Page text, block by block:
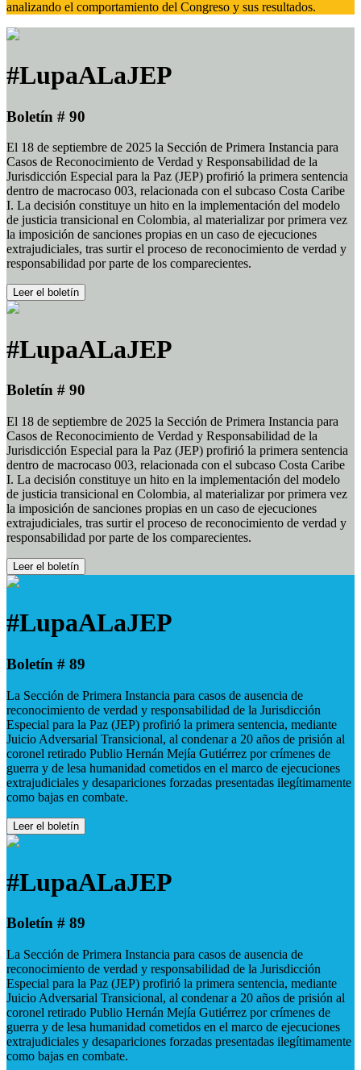
analizando el comportamiento del Congreso y sus resultados.
#LupaALaJEP
Boletín # 90
El 18 de septiembre de 2025 la Sección de Primera Instancia para
Casos de Reconocimiento de Verdad y Responsabilidad de la
Jurisdicción Especial para la Paz (JEP) profirió la primera sentencia
dentro de macrocaso 003, relacionada con el subcaso Costa Caribe
I. La decisión constituye un hito en la implementación del modelo
de justicia transicional en Colombia, al materializar por primera vez
la imposición de sanciones propias en un caso de ejecuciones
extrajudiciales, tras surtir el proceso de reconocimiento de verdad y
responsabilidad por parte de los comparecientes.
Leer el boletín
#LupaALaJEP
Boletín # 90
El 18 de septiembre de 2025 la Sección de Primera Instancia para
Casos de Reconocimiento de Verdad y Responsabilidad de la
Jurisdicción Especial para la Paz (JEP) profirió la primera sentencia
dentro de macrocaso 003, relacionada con el subcaso Costa Caribe
I. La decisión constituye un hito en la implementación del modelo
de justicia transicional en Colombia, al materializar por primera vez
la imposición de sanciones propias en un caso de ejecuciones
extrajudiciales, tras surtir el proceso de reconocimiento de verdad y
responsabilidad por parte de los comparecientes.
Leer el boletín
#LupaALaJEP
Boletín # 89
La Sección de Primera Instancia para casos de ausencia de
reconocimiento de verdad y responsabilidad de la Jurisdicción
Especial para la Paz (JEP) profirió la primera sentencia, mediante
Juicio Adversarial Transicional, al condenar a 20 años de prisión al
coronel retirado Publio Hernán Mejía Gutiérrez por crímenes de
guerra y de lesa humanidad cometidos en el marco de ejecuciones
extrajudiciales y desapariciones forzadas presentadas ilegítimamente
como bajas en combate.
Leer el boletín
#LupaALaJEP
Boletín # 89
La Sección de Primera Instancia para casos de ausencia de
reconocimiento de verdad y responsabilidad de la Jurisdicción
Especial para la Paz (JEP) profirió la primera sentencia, mediante
Juicio Adversarial Transicional, al condenar a 20 años de prisión al
coronel retirado Publio Hernán Mejía Gutiérrez por crímenes de
guerra y de lesa humanidad cometidos en el marco de ejecuciones
extrajudiciales y desapariciones forzadas presentadas ilegítimamente
como bajas en combate.